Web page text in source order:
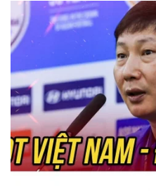
Doanh nhân
Vì cộng đồng